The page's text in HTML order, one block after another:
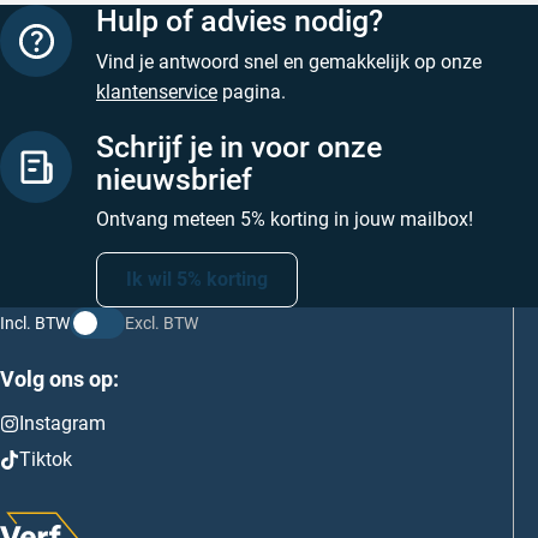
Hulp of advies nodig?
Vind je antwoord snel en gemakkelijk op onze
klantenservice pagina.
Schrijf je in voor onze
nieuwsbrief
Ontvang meteen 5% korting in jouw mailbox!
Ik wil 5% korting
Incl. BTW Excl. BTW
Volg ons op:
Instagram
Tiktok